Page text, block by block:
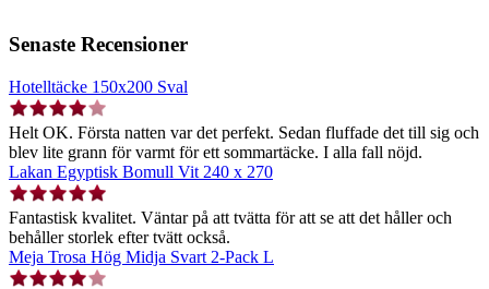
Senaste Recensioner
Hotelltäcke 150x200 Sval
Helt OK. Första natten var det perfekt. Sedan fluffade det till sig och
blev lite grann för varmt för ett sommartäcke. I alla fall nöjd.
Lakan Egyptisk Bomull Vit 240 x 270
Fantastisk kvalitet. Väntar på att tvätta för att se att det håller och
behåller storlek efter tvätt också.
Meja Trosa Hög Midja Svart 2-Pack L